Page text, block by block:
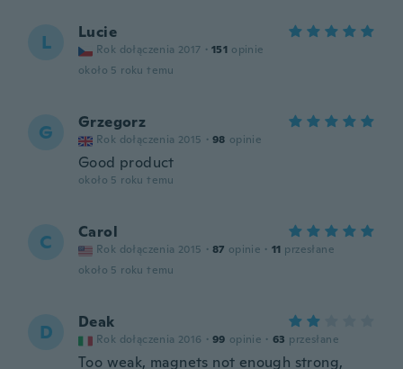
L Lucie
Rok dołączenia 2017 · 151 opinie
około 5 roku temu
G Grzegorz
Rok dołączenia 2015 · 98 opinie
Good product
około 5 roku temu
C Carol
Rok dołączenia 2015 · 87 opinie · 11 przesłane
około 5 roku temu
D Deak
Rok dołączenia 2016 · 99 opinie · 63 przesłane
Too weak, magnets not enough strong,